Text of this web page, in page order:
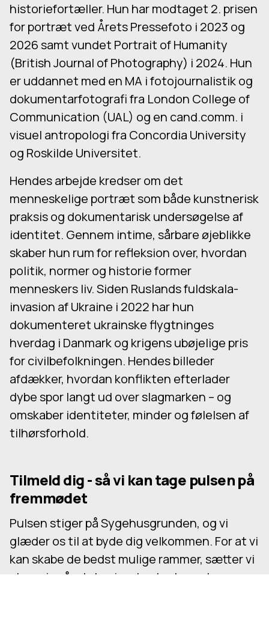
historiefortæller. Hun har modtaget 2. prisen
for portræt ved Årets Pressefoto i 2023 og
2026 samt vundet Portrait of Humanity
(British Journal of Photography) i 2024. Hun
er uddannet med en MA i fotojournalistik og
dokumentarfotografi fra London College of
Communication (UAL) og en cand.comm. i
visuel antropologi fra Concordia University
og Roskilde Universitet.
Hendes arbejde kredser om det
menneskelige portræt som både kunstnerisk
praksis og dokumentarisk undersøgelse af
identitet. Gennem intime, sårbare øjeblikke
skaber hun rum for refleksion over, hvordan
politik, normer og historie former
menneskers liv. Siden Ruslands fuldskala-
invasion af Ukraine i 2022 har hun
dokumenteret ukrainske flygtninges
hverdag i Danmark og krigens ubøjelige pris
for civilbefolkningen. Hendes billeder
afdækker, hvordan konflikten efterlader
dybe spor langt ud over slagmarken – og
omskaber identiteter, minder og følelsen af
tilhørsforhold.
Tilmeld dig - så vi kan tage pulsen på
fremmødet
Pulsen stiger på Sygehusgrunden, og vi
glæder os til at byde dig velkommen. For at vi
kan skabe de bedst mulige rammer, sætter vi
stor pris på, at du giver besked, om du